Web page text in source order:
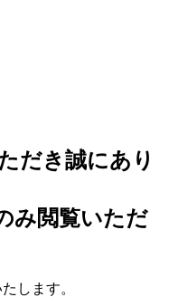
だき誠にあり
み閲覧いただ
します。